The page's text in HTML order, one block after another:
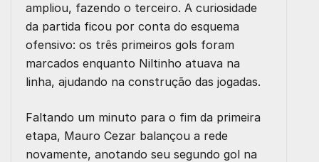
ampliou, fazendo o terceiro. A curiosidade
da partida ficou por conta do esquema
ofensivo: os três primeiros gols foram
marcados enquanto Niltinho atuava na
linha, ajudando na construção das jogadas.
Faltando um minuto para o fim da primeira
etapa, Mauro Cezar balançou a rede
novamente, anotando seu segundo gol na